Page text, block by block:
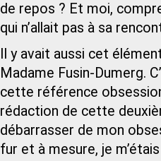
de repos ? Et moi,
qui n’allait pas à sa
Il y avait aussi cet
Madame Fusin-Dumerg.
cette référence
rédaction de cette
débarrasser de mon
fur et à mesure, je